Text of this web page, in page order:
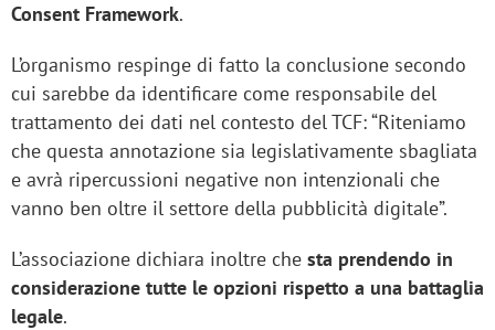
Consent Framework.
L’organismo respinge di fatto la conclusione secondo
cui sarebbe da identificare come responsabile del
trattamento dei dati nel contesto del TCF: “Riteniamo
che questa annotazione sia legislativamente sbagliata
e avrà ripercussioni negative non intenzionali che
vanno ben oltre il settore della pubblicità digitale”.
L’associazione dichiara inoltre che sta prendendo in
considerazione tutte le opzioni rispetto a una battaglia
legale.